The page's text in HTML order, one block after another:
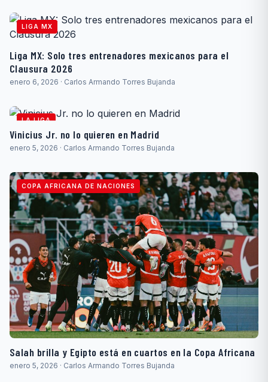
LIGA MX
Liga MX: Solo tres entrenadores mexicanos para el
Clausura 2026
enero 6, 2026 · Carlos Armando Torres Bujanda
LA LIGA
Vinicius Jr. no lo quieren en Madrid
enero 5, 2026 · Carlos Armando Torres Bujanda
COPA AFRICANA DE NACIONES
Salah brilla y Egipto está en cuartos en la Copa Africana
enero 5, 2026 · Carlos Armando Torres Bujanda